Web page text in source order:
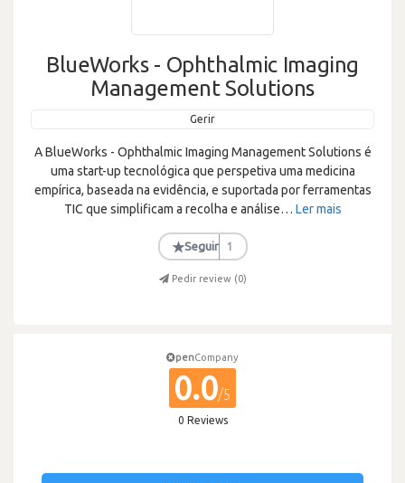
BlueWorks - Ophthalmic Imaging
Management Solutions
Gerir
A BlueWorks - Ophthalmic Imaging Management Solutions é
uma start-up tecnológica que perspetiva uma medicina
empírica, baseada na evidência, e suportada por ferramentas
TIC que simplificam a recolha e análise… Ler mais
★Seguir 1
Pedir review (0)
penCompany
0.0/5
0 Reviews